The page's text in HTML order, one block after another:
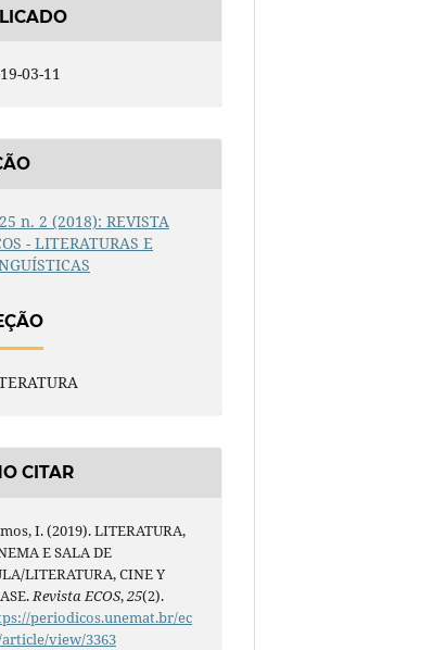
03-11
n. 2 (2018): REVISTA
- LITERATURAS E
CITAR
I. (2019). LITERATURA,
E SALA DE
LITERATURA, CINE Y
Revista ECOS,25(2).
periodicos.unemat.br/ec
view/3363